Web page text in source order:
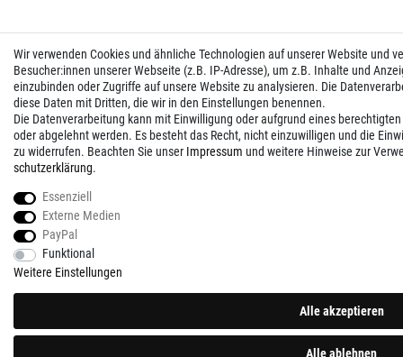
Wir verwenden Cookies und ähnliche Technologien auf unserer Website und
Besucher:innen unserer Webseite (z.B. IP-Adresse), um z.B. Inhalte und
einzubinden oder Zugriffe auf unsere Website zu analysieren. Die
diese Daten mit Dritten, die wir in den Einstellungen benennen.
Die Datenverarbeitung kann mit Einwilligung oder aufgrund eines
oder abgelehnt werden. Es besteht das Recht, nicht einzuwilligen und die
zu widerrufen. Beachten Sie unser Impressum und weitere Hinweise zur
schutz­erklärung.
Essenziell
Externe Medien
PayPal
Funktional
Weitere Einstellungen
Alle akzeptieren
Alle ablehnen